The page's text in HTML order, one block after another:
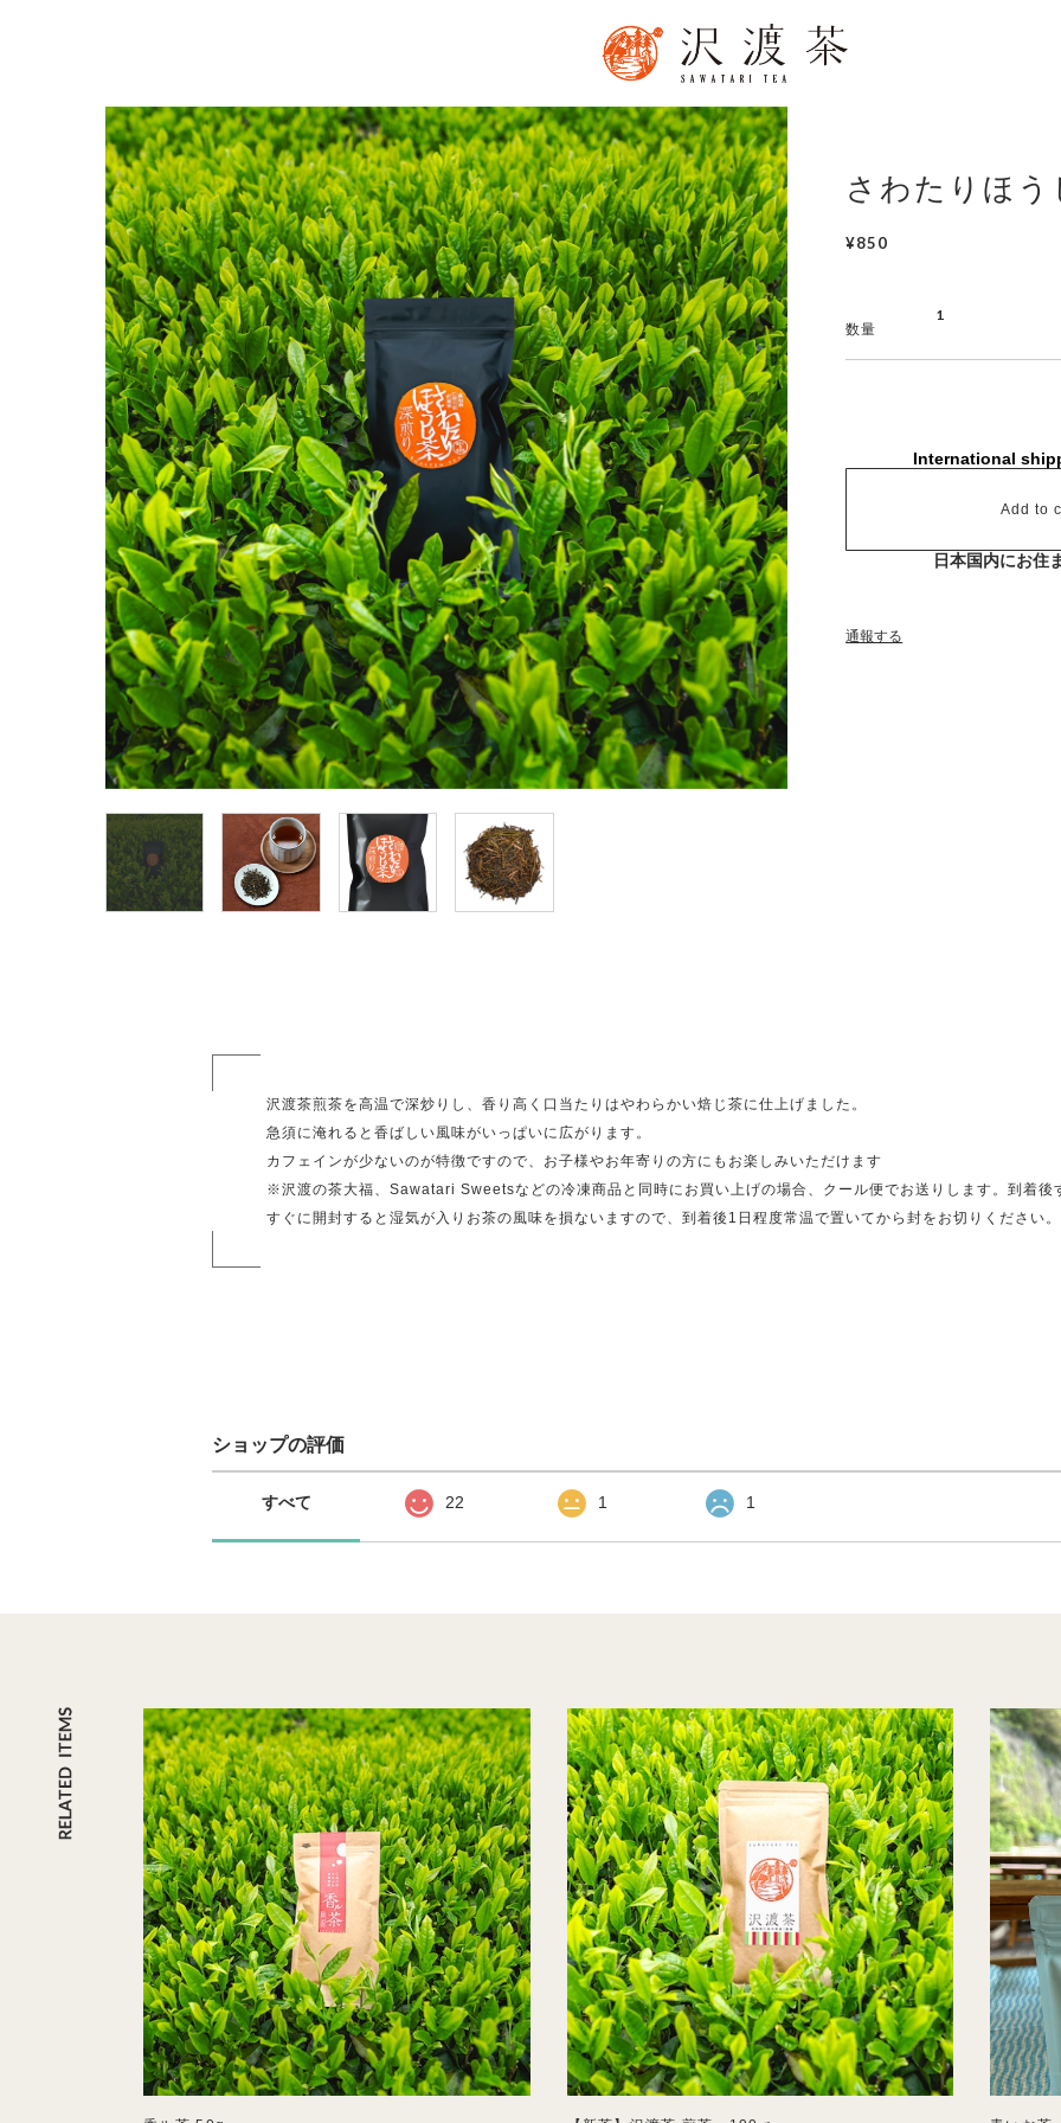
さわたりほう
¥850
数量
International
Add to
日本国内にお住
通報する
沢渡茶煎茶を高温で深炒りし、香り高く口当たりはやわらかい焙じ茶に仕上げました。
急須に淹れると香ばしい風味がいっぱいに広がります。
カフェインが少ないのが特徴ですので、お子様やお年寄りの方にもお楽しみいただけます
※沢渡の茶大福、Sawatari Sweetsなどの冷凍商品と同時にお買い上げの場合、クール便でお送りします。到着後
すぐに開封すると湿気が入りお茶の風味を損ないますので、到着後1日程度常温で置いてから封をお切りください。
ショップの評価
すべて 22 1 1